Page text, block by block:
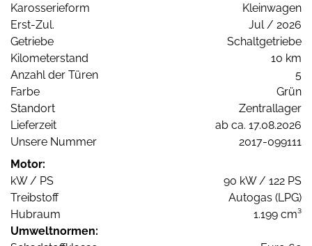
Karosserieform
Kleinwagen
Erst-Zul.
Jul / 2026
Getriebe
Schaltgetriebe
Kilometerstand
10 km
Anzahl der Türen
5
Farbe
Grün
Standort
Zentrallager
Lieferzeit
ab ca. 17.08.2026
Unsere Nummer
2017-099111
Motor:
kW / PS
90 kW / 122 PS
Treibstoff
Autogas (LPG)
Hubraum
1.199 cm³
Umweltnormen: